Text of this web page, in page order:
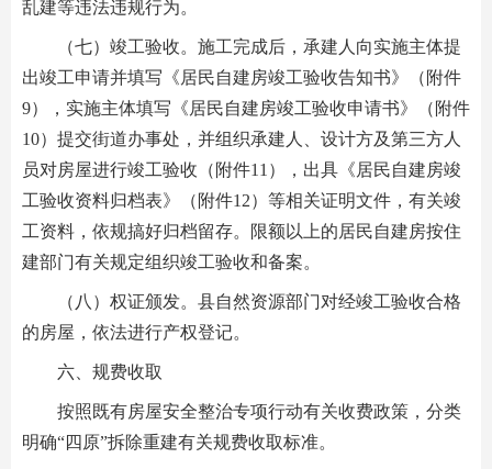
乱建等违法违规行为。
（七）竣工验收。施工完成后，承建人向实施主体提
出竣工申请并填写《居民自建房竣工验收告知书》（附件
9），实施主体填写《居民自建房竣工验收申请书》（附件
10）提交街道办事处，并组织承建人、设计方及第三方人
员对房屋进行竣工验收（附件11），出具《居民自建房竣
工验收资料归档表》（附件12）等相关证明文件，有关竣
工资料，依规搞好归档留存。限额以上的居民自建房按住
建部门有关规定组织竣工验收和备案。
（八）权证颁发。县自然资源部门对经竣工验收合格
的房屋，依法进行产权登记。
六、规费收取
按照既有房屋安全整治专项行动有关收费政策，分类
明确“四原”拆除重建有关规费收取标准。